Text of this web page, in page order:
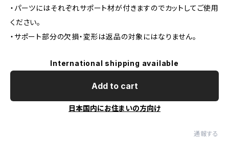
・パーツにはそれぞれサポート材が付きますのでカットしてご使用
ください。
・サポート部分の欠損・変形は返品の対象にはなりません。
International shipping available
Add to cart
日本国内にお住まいの方向け
通報する